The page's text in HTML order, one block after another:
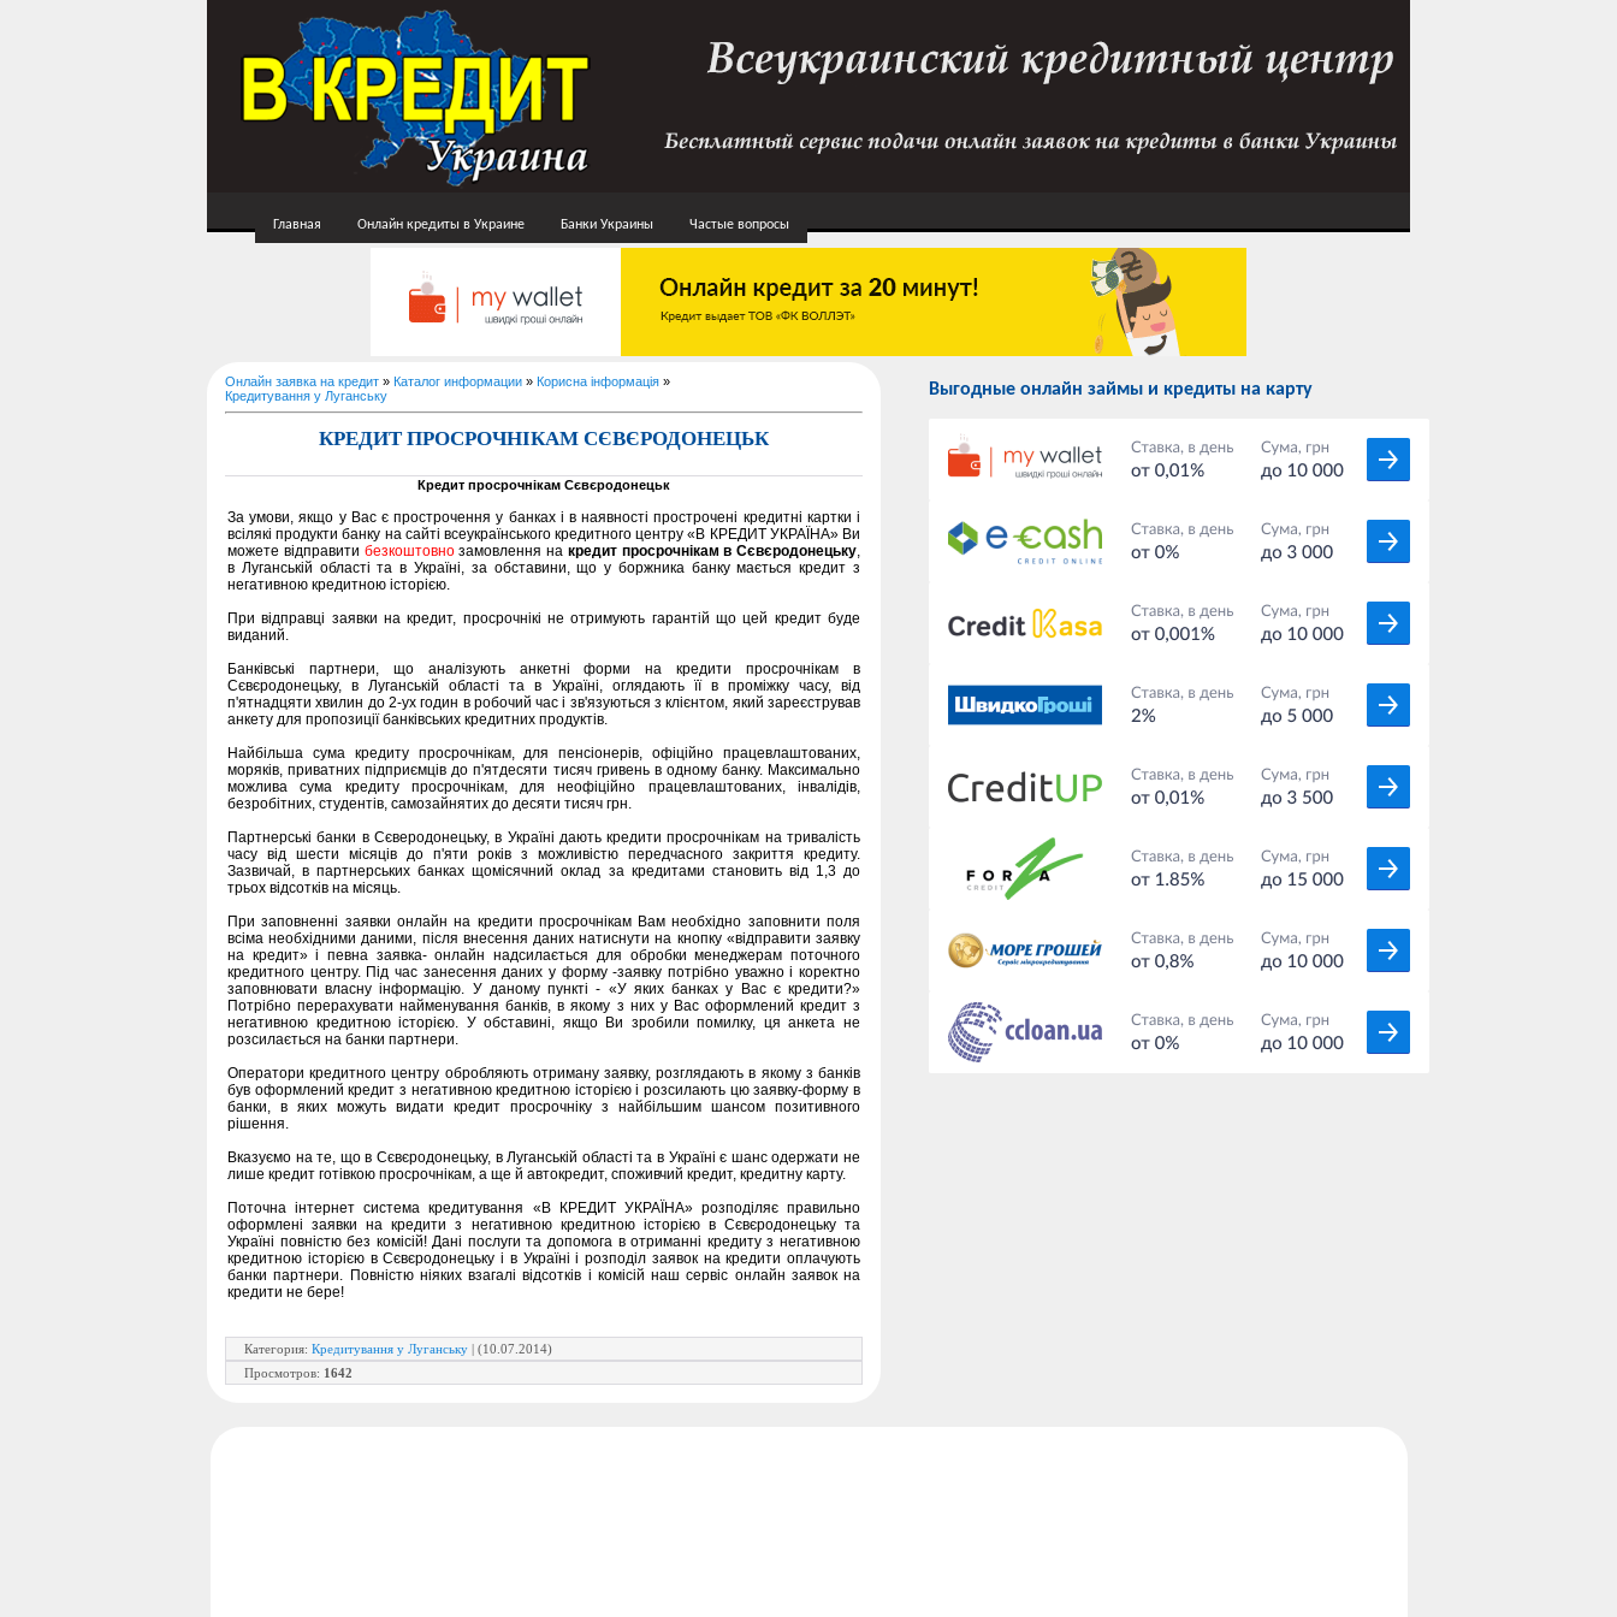
Главная Онлайн кредиты в Украине Банки Украины Частые вопросы
Выгодные онлайн займы и кредиты на карту
Онлайн заявка на кредит » Каталог информации » Корисна інформація »
Кредитування у Луганську
КРЕДИТ ПРОСРОЧНІКАМ СЄВЄРОДОНЕЦЬК
Кредит просрочнікам Сєвєродонецьк
За умови, якщо у Вас є прострочення у банках і в наявності прострочені кредитні картки і
всілякі продукти банку на сайті всеукраїнського кредитного центру «В КРЕДИТ УКРАЇНА» Ви
можете відправити безкоштовнозамовлення на кредит просрочнікам в Сєвєродонецьку
в Луганській області та в Україні, за обставини, що у боржника банку мається кредит з
негативною кредитною історією.
При відправці заявки на кредит, просрочнікі не отримують гарантій що цей кредит буде
виданий.
Банківські партнери, що аналізують анкетні форми на кредити просрочнікам в
Сєвєродонецьку, в Луганській області та в Україні, оглядають її в проміжку часу, від
п'ятнадцяти хвилин до 2-ух годин в робочий час і зв'язуються з клієнтом, який зареєстрував
анкету для пропозиції банківських кредитних продуктів.
Найбільша сума кредиту просрочнікам, для пенсіонерів, офіційно працевлаштованих,
моряків, приватних підприємців до п'ятдесяти тисяч гривень в одному банку. Максимально
можлива сума кредиту просрочнікам, для неофіційно працевлаштованих, інвалідів,
безробітних, студентів, самозайнятих до десяти тисяч грн.
Партнерські банки в Сєверодонецьку, в Україні дають кредити просрочнікам на тривалість
часу від шести місяців до п'яти років з можливістю передчасного закриття кредиту.
Зазвичай, в партнерських банках щомісячний оклад за кредитами становить від 1,3 до
трьох відсотків на місяць.
При заповненні заявки онлайн на кредити просрочнікам Вам необхідно заповнити поля
всіма необхідними даними, після внесення даних натиснути на кнопку «відправити заявку
на кредит» і певна заявка- онлайн надсилається для обробки менеджерам поточного
кредитного центру. Під час занесення даних у форму -заявку потрібно уважно і коректно
заповнювати власну інформацію. У даному пункті - «У яких банках у Вас є кредити?»
Потрібно перерахувати найменування банків, в якому з них у Вас оформлений кредит з
негативною кредитною історією. У обставині, якщо Ви зробили помилку, ця анкета не
розсилається на банки партнери.
Оператори кредитного центру обробляють отриману заявку, розглядають в якому з банків
був оформлений кредит з негативною кредитною історією і розсилають цю заявку-форму в
банки, в яких можуть видати кредит просрочніку з найбільшим шансом позитивного
рішення.
Вказуємо на те, що в Сєвєродонецьку, в Луганській області та в Україні є шанс одержати не
лише кредит готівкою просрочнікам, а ще й автокредит, споживчий кредит, кредитну карту.
Поточна інтернет система кредитування «В КРЕДИТ УКРАЇНА» розподіляє правильно
оформлені заявки на кредити з негативною кредитною історією в Сєвєродонецьку та
Україні повністю без комісій! Дані послуги та допомога в отриманні кредиту з негативною
кредитною історією в Сєвєродонецьку і в Україні і розподіл заявок на кредити оплачують
банки партнери. Повністю ніяких взагалі відсотків і комісій наш сервіс онлайн заявок на
кредити не бере!
Категория: Кредитування у Луганську | (10.07.2014)
Просмотров: 1642